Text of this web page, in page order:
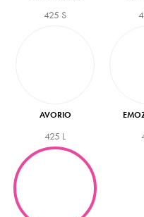
425 S
AVORIO
425 L